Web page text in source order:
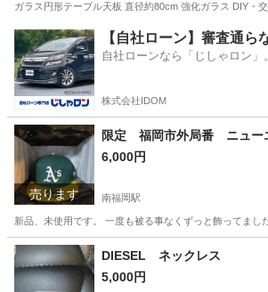
ガラス円形テーブル天板 直径約80cm 強化ガラス DIY・
福岡 福岡市 南福岡駅 その他
【自社ローン】審査通ら
自社ローンなら「じしゃロン
株式会社IDOM
売ります
限定 福岡市外局番 ニュー
6,000円
南福岡駅
新品、未使用です。 一度も被る事なくずっと飾ってま
福岡 福岡市 小物
DIESEL ネックレス
5,000円